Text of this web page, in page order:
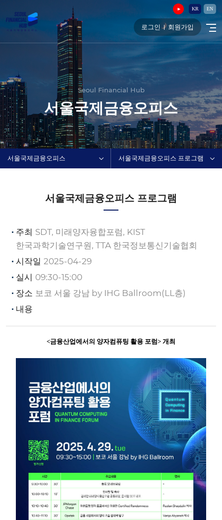
KR EN
로그인 회원가입
Seoul Financial Hub
서울국제금융오피스
서울국제금융오피스 서울국제금융오피스 프로그램
서울국제금융오피스 프로그램
주최 SDT, 미래양자융합포럼, KIST
한국과학기술연구원, TTA 한국정보통신기술협회
시작일 2025-04-29
실시 09:30-15:00
장소 보코 서울 강남 by IHG Ballroom(LL층)
내용
<금융산업에서의 양자컴퓨팅 활용 포럼> 개최